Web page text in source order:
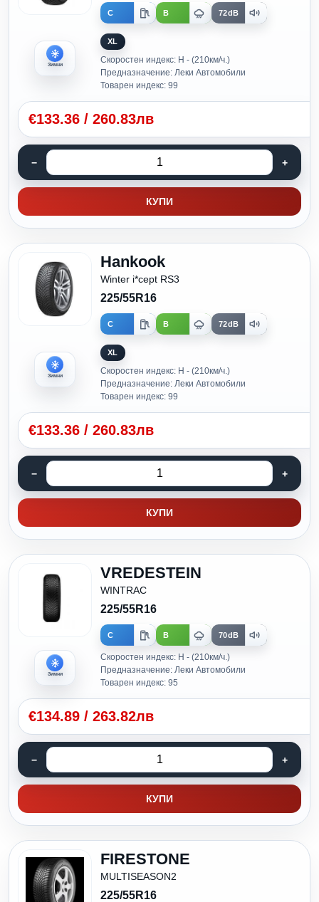
Зимни
C B 72dB
XL
Скоростен индекс: H - (210км/ч.)
Предназначение: Леки Автомобили
Товарен индекс: 99
€133.36 / 260.83лв
КУПИ
Зимни
Hankook
Winter i*cept RS3
225/55R16
C B 72dB
XL
Скоростен индекс: H - (210км/ч.)
Предназначение: Леки Автомобили
Товарен индекс: 99
€133.36 / 260.83лв
КУПИ
Зимни
VREDESTEIN
WINTRAC
225/55R16
C B 70dB
Скоростен индекс: H - (210км/ч.)
Предназначение: Леки Автомобили
Товарен индекс: 95
€134.89 / 263.82лв
КУПИ
FIRESTONE
MULTISEASON2
225/55R16